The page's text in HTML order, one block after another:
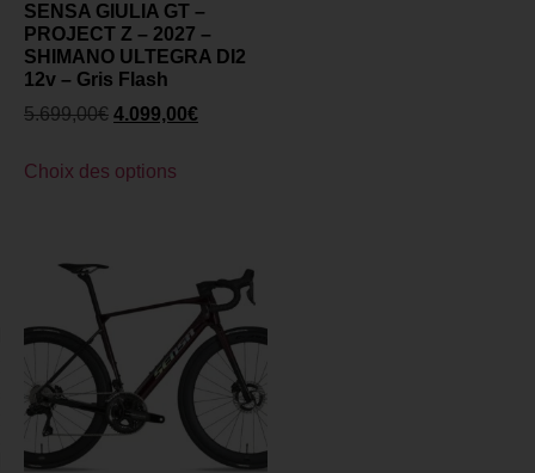
SENSA GIULIA GT –
PROJECT Z – 2027 –
SHIMANO ULTEGRA DI2
12v – Gris Flash
5.699,00€ 4.099,00€
Choix des options